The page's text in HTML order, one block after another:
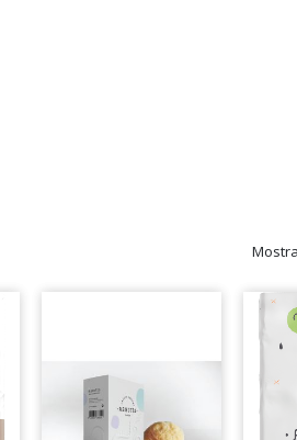
Mostra